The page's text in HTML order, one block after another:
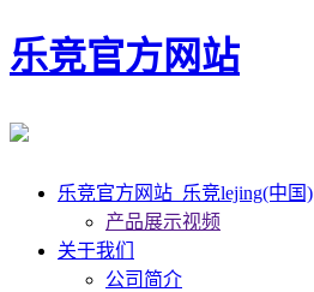
乐竞官方网站
乐竞官方网站_乐竞lejing(中国)
产品展示视频
关于我们
公司简介